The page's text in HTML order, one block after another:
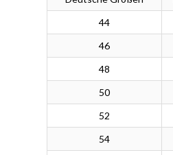
44
46
48
50
52
54